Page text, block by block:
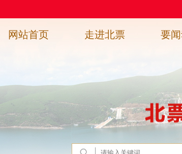
网站首页 走进北票 要